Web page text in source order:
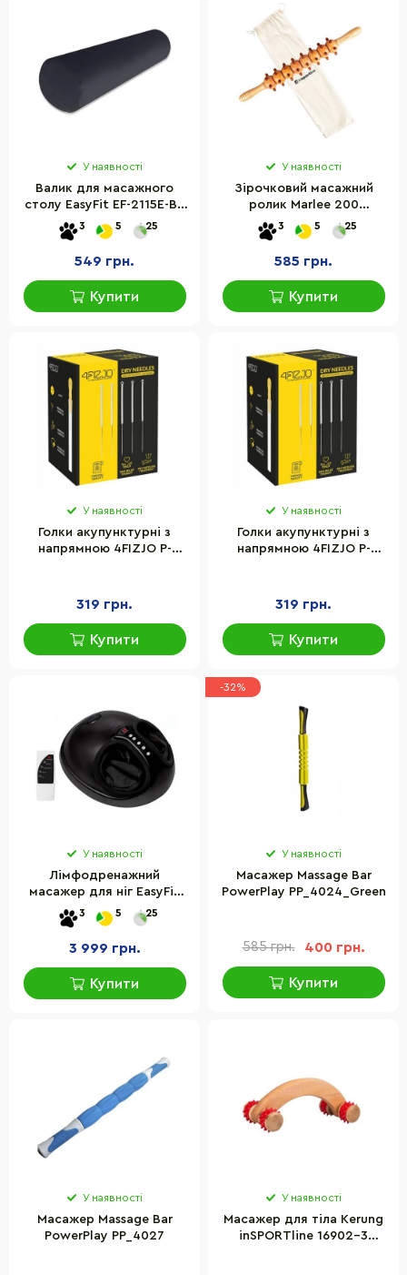
У наявності
Валик для масажного
столу EasyFit EF-2115E-BK
60 см, чорний (з чохлом)
3 5 25
549 грн.
Купити
У наявності
Зірочковий масажний
ролик Marlee 200
inSPORTline 25256
3 5 25
585 грн.
Купити
У наявності
Голки акупунктурні з
напрямною 4FIZJO P-
319 грн.
Купити
У наявності
Голки акупунктурні з
напрямною 4FIZJO P-
319 грн.
Купити
У наявності
Лімфодренажний
масажер для ніг EasyFit
EF-2300 черний
3 5 25
3 999 грн.
Купити
-32%
У наявності
Масажер Massage Bar
PowerPlay PP_4024_Green
585 грн. 400 грн.
Купити
У наявності
Масажер Massage Bar
PowerPlay PP_4027
У наявності
Масажер для тіла Kerung
inSPORTline 16902-3